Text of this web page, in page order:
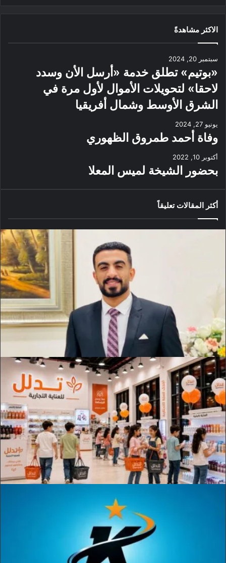
الاكثر مشاهدةً
سبتمبر 20, 2024
«بوتيم» تطلق خدمة «أرسل الأن وسدد
لاحقا» لتحويلات الأموال لأول مرة في
الشرق الأوسط وشمال أفريقيا
يونيو 27, 2024
وفاة أحمد طمروق الظهوري
أكتوبر 10, 2022
بحضور الشيخة لميس المعلا
أكثر المقالات تعليقاً